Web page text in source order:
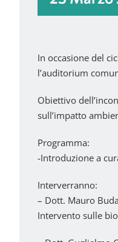
In occasione del
l’auditorium
Obiettivo
sull’impatto
Programma:
-Introduzione a
Interverranno:
– Dott. Mauro
Intervento sulle